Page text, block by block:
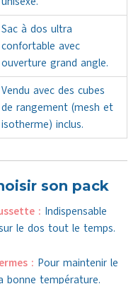
Sac à dos ultra
confortable avec
ouverture grand angle.
Vendu avec des cubes
de rangement (mesh et
isotherme) inclus.
son pack
: Indispensable
le dos tout le temps.
: Pour maintenir le
bonne température.